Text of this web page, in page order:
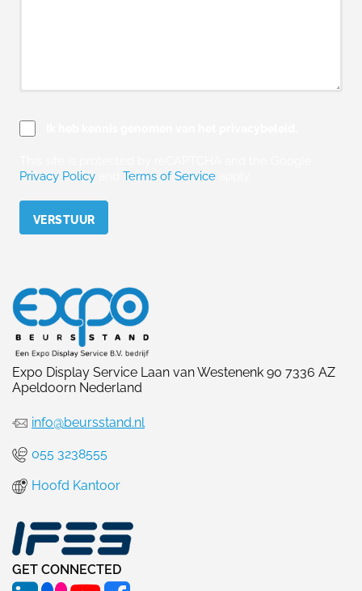
Privacy Policy
Terms of Service
Expo Display Service Laan van Westenenk 90 7336 AZ
Apeldoorn Nederland
info@beursstand.nl
055 3238555
Hoofd Kantoor
GET CONNECTED